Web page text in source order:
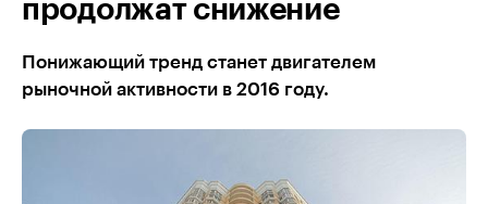
продолжат снижение
Понижающий тренд станет двигателем
рыночной активности в 2016 году.